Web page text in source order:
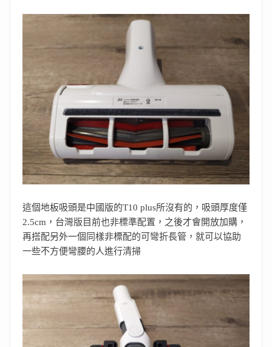
這個地板吸頭是中國版的T10 plus所沒有的，吸頭厚度僅
2.5cm，台灣版目前也非標準配置，之後才會開放加購，
再搭配另外一個同樣非標配的可彎折長管，就可以協助
一些不方便彎腰的人進行清掃